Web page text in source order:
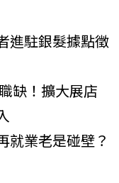
進駐銀髮據點徵
缺！擴大展店
就業老是碰壁？